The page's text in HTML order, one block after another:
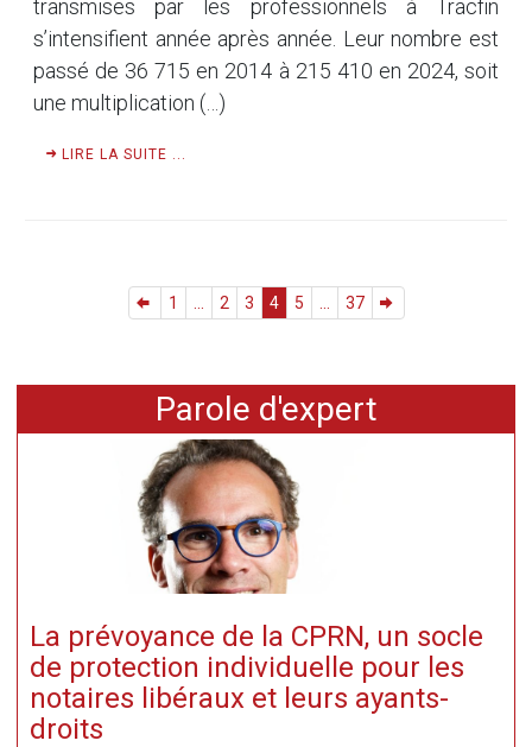
transmises par les professionnels à Tracfin
s’intensifient année après année. Leur nombre est
passé de 36 715 en 2014 à 215 410 en 2024, soit
une multiplication (…)
LIRE LA SUITE ...
1 2 3 4 5 37
Parole d'expert
La prévoyance de la CPRN, un socle
de protection individuelle pour les
notaires libéraux et leurs ayants-
droits